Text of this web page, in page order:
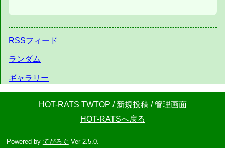
RSSフィード
ランダム
ギャラリー
HOT-RATS TWTOP / 新規投稿/管理画面
HOT-RATSへ戻る
Powered by てがろぐ Ver 2.5.0.